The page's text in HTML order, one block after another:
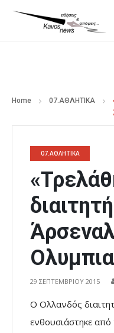
Home 07.ΑΘΛΗΤΙΚΑ
07.ΑΘΛΗΤΙΚΑ
29 ΣΕΠΤΕΜΒΡΊΟΥ 2015
Ο Ολλανδός
ενθουσιάστηκε